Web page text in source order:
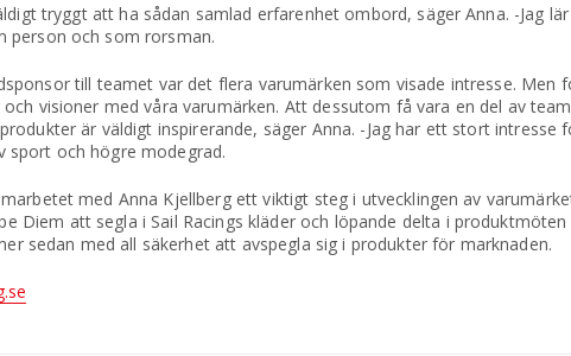
tryggt att ha sådan samlad erfa­renhet ombord, säger Anna. -Jag
person och som rorsman.
till teamet var det flera varumärken som visade intresse. Men
visioner med våra varumärken. Att dessutom få vara en del av
är väldigt inspirerande, säger Anna. -Jag har ett stort
sport och högre modegrad.
med Anna Kjellberg ett viktigt steg i utvecklingen av
Diem att segla i Sail Racings kläder och löpande delta i
sedan med all säkerhet att avspegla sig i produkter för marknaden.